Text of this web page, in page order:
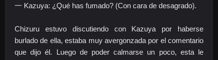
一 Kazuya: ¿Qué has fumado? (Con cara de desagrado).
Chizuru estuvo discutiendo con Kazuya por haberse
burlado de ella, estaba muy avergonzada por el comentario
que dijo él. Luego de poder calmarse un poco, esta le